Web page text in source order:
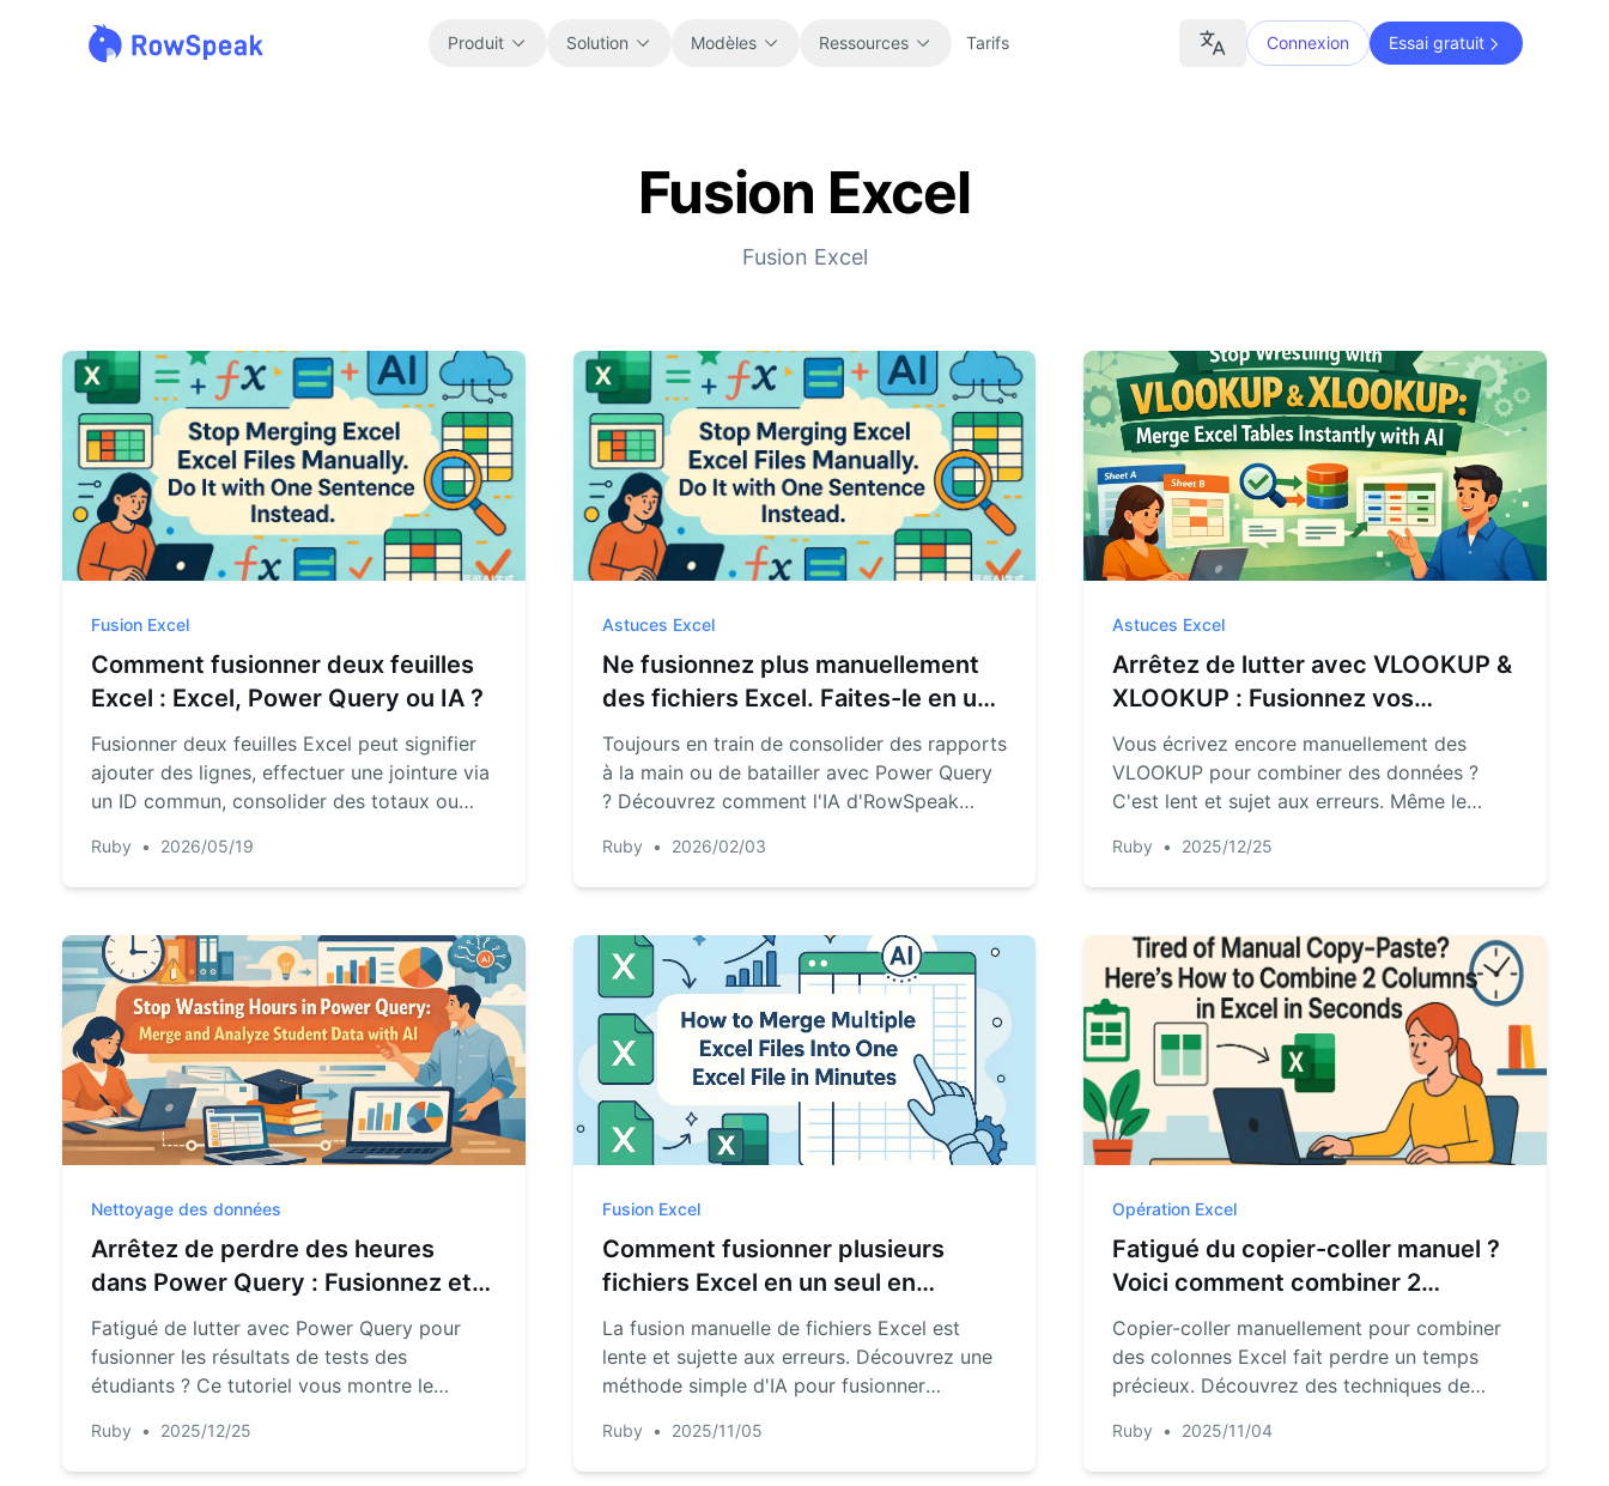
Produit Solution Modèles
Parcourez tous les modèles de tableur
Opérations
Suivez workflows, coordination,
planification et exécution.
Ventes
Pipelines, objectifs, prévisions et suivi
du chiffre d’affaires.
Gérez jalons, responsables, livrables et
avancement.
Analytique
Tableaux de bord, revues KPI et
Ressources
Blog
Actualités produit, exemples et idées
Documentation
Documentation produit, configuration et
références d’usage.
Bibliothèque de prompts
Prompts utiles pour l’analyse, le
reporting et le nettoyage.
Participez aux échanges, posez vos
questions et apprenez des utilisateurs.
Démarrage rapide
Prise en main rapide pour les nouveaux
Tarifs Connexion Essai gratuit
Fusion Excel
Fusion Excel
Fusion Excel
Comment fusionner deux feuilles
Excel : Excel, Power Query ou IA ?
Fusionner deux feuilles Excel peut signifier
ajouter des lignes, effectuer une jointure via
un ID commun, consolider des totaux ou
vous aide à choisir la méthode adaptée et
montre comment l'IA intervient pour traiter
Ruby • 2026/05/19
Astuces Excel
Ne fusionnez plus manuellement
des fichiers Excel. Faites-le en une
seule phrase.
Toujours en train de consolider des rapports
à la main ou de batailler avec Power Query
? Découvrez comment l'IA d'RowSpeak
désordonnées en une simple conversation
— vous faisant gagner des heures de travail
Ruby • 2026/02/03
Astuces Excel
Arrêtez de lutter avec VLOOKUP &
XLOOKUP : Fusionnez vos
tableaux Excel instantanément
avec l'IA
Vous écrivez encore manuellement des
VLOOKUP pour combiner des données ?
C'est lent et sujet aux erreurs. Même le
configuration minutieuse. Découvrez
comment RowSpeak, un agent IA, vous
simplement en décrivant vos besoins, sans
formules requises.
Ruby • 2025/12/25
Nettoyage des données
Arrêtez de perdre des heures
dans Power Query : Fusionnez et
analysez les données étudiantes
avec l'IA
Fatigué de lutter avec Power Query pour
fusionner les résultats de tests des
étudiants ? Ce tutoriel vous montre le
puis révèle une méthode bien plus rapide
utilisant l'IA d'Excel. Laissez RowSpeak
Ruby • 2025/12/25
Fusion Excel
Comment fusionner plusieurs
fichiers Excel en un seul en
quelques minutes
La fusion manuelle de fichiers Excel est
lente et sujette aux erreurs. Découvrez une
méthode simple d'IA pour fusionner
propre et prêt pour l'analyse en quelques
minutes.
Ruby • 2025/11/05
Opération Excel
Fatigué du copier-coller manuel ?
Voici comment combiner 2
colonnes dans Excel en quelques
secondes
Copier-coller manuellement pour combiner
des colonnes Excel fait perdre un temps
précieux. Découvrez des techniques de
colonnes instantanément, parfait pour les
gestionnaires occupés manipulant des
Ruby • 2025/11/04